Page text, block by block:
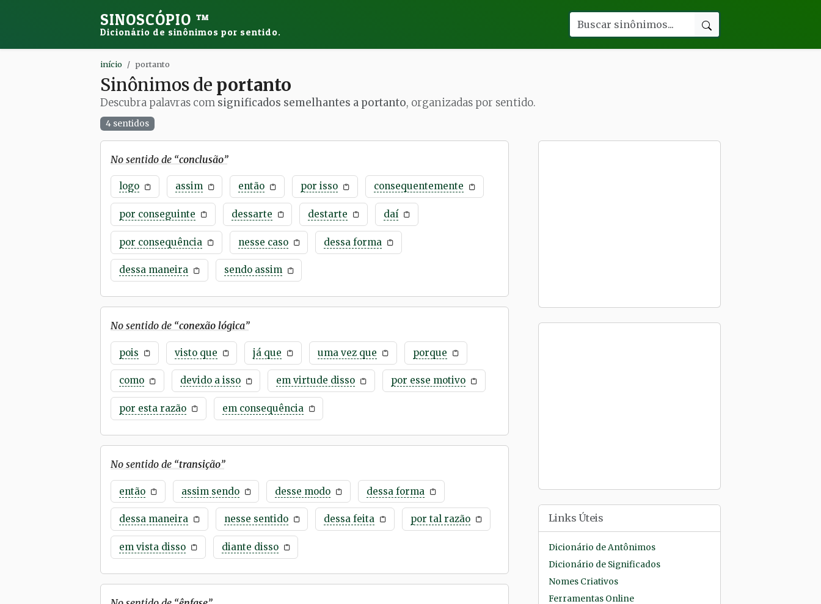
SINOSCÓPIO ™
Dicionário de sinônimos por sentido.
início portanto
Sinônimos de portanto
Descubra palavras com significados semelhantes a portanto, organizadas por sentido.
4 sentidos
No sentido de “conclusão”
logo assim então por isso consequentemente
por conseguinte dessarte destarte daí
por consequência nesse caso dessa forma
dessa maneira sendo assim
No sentido de “conexão lógica”
pois visto que já que uma vez que porque
como devido a isso em virtude disso por esse motivo
por esta razão em consequência
No sentido de “transição”
então assim sendo desse modo dessa forma
dessa maneira nesse sentido dessa feita por tal razão
em vista disso diante disso
Links Úteis
Dicionário de Antônimos
Dicionário de Significados
Nomes Criativos
Ferramentas Online